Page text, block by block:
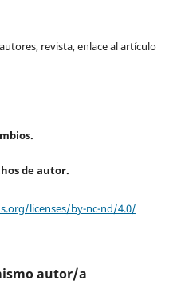
revista, enlace al artículo
de autor.
licenses/by-nc-nd/4.0/
autor/a